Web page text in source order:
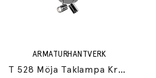
ARMATURHANTVERK
T 528 Möja Taklampa Krom IP44